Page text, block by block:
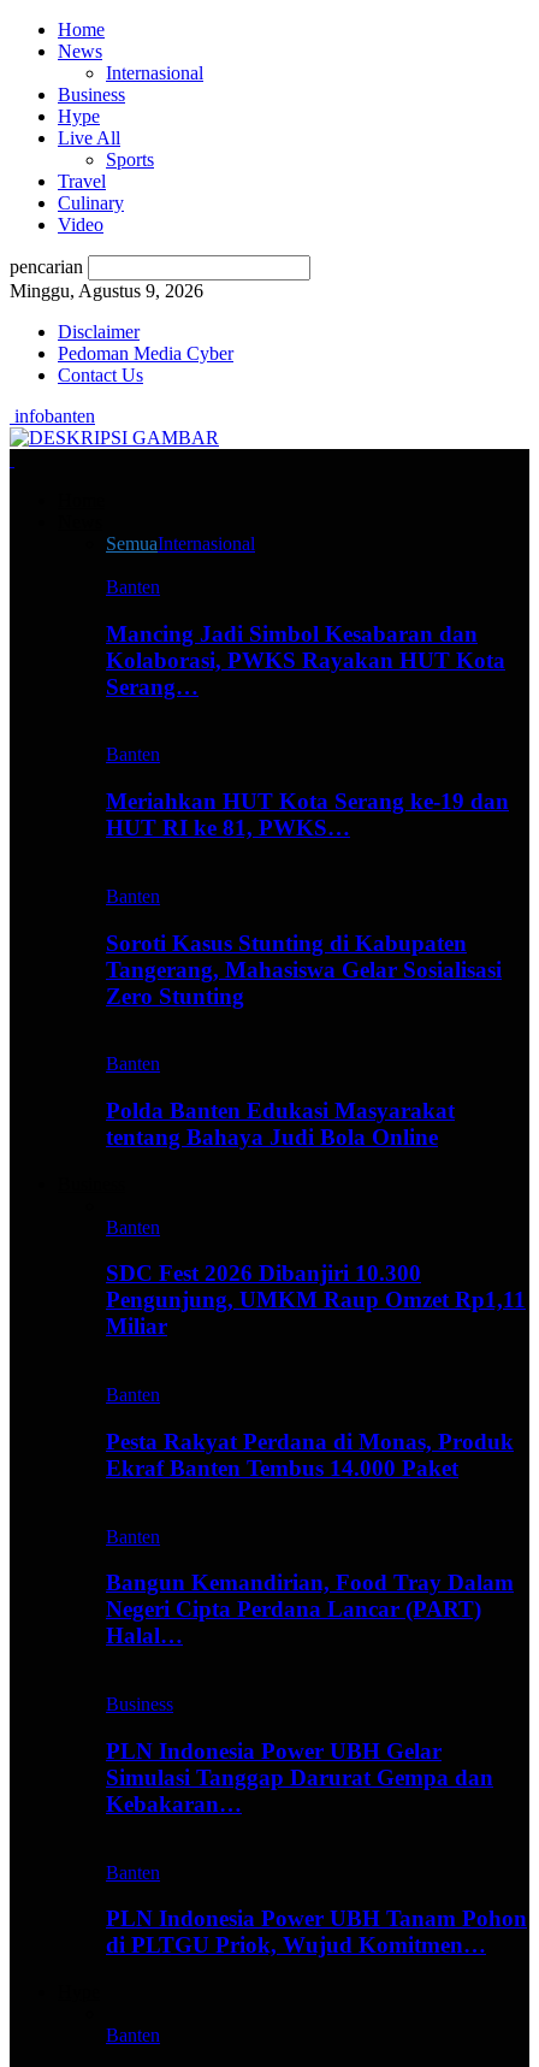
Home
News
Internasional
Business
Hype
Live All
Sports
Travel
Culinary
Video
pencarian
Minggu, Agustus 9, 2026
Disclaimer
Pedoman Media Cyber
Contact Us
infobanten
SemuaInternasional
Banten
Mancing Jadi Simbol Kesabaran dan
Kolaborasi, PWKS Rayakan HUT Kota
Serang…
Banten
Meriahkan HUT Kota Serang ke-19 dan
HUT RI ke 81, PWKS…
Banten
Soroti Kasus Stunting di Kabupaten
Tangerang, Mahasiswa Gelar Sosialisasi
Zero Stunting
Banten
Polda Banten Edukasi Masyarakat
tentang Bahaya Judi Bola Online
Banten
SDC Fest 2026 Dibanjiri 10.300
Pengunjung, UMKM Raup Omzet Rp1,11
Miliar
Banten
Pesta Rakyat Perdana di Monas, Produk
Ekraf Banten Tembus 14.000 Paket
Banten
Bangun Kemandirian, Food Tray Dalam
Negeri Cipta Perdana Lancar (PART)
Halal…
Business
PLN Indonesia Power UBH Gelar
Simulasi Tanggap Darurat Gempa dan
Kebakaran…
Banten
PLN Indonesia Power UBH Tanam Pohon
di PLTGU Priok, Wujud Komitmen…
Banten